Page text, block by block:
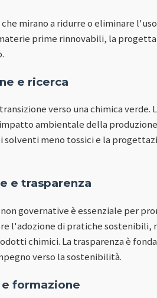
mirano a ridurre o eliminare
prime rinnovabili, la
e ricerca
verso una chimica verde.
ambientale della
meno tossici e la
e trasparenza
governative è essenziale per
l'adozione di pratiche sostenibili,
chimici. La trasparenza è
verso la sostenibilità.
formazione